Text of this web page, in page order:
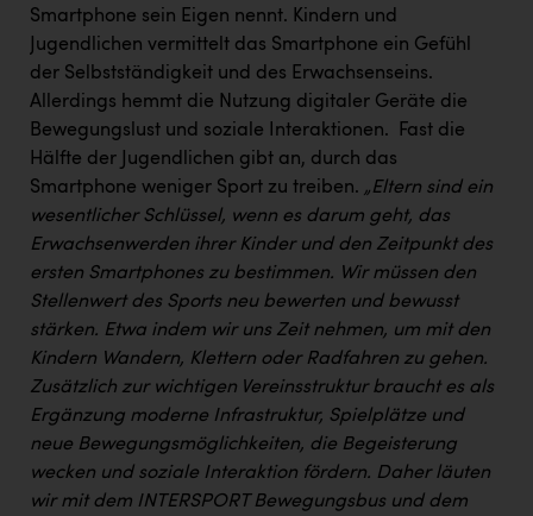
Dopgas
kunden basics
kontakt
Smartphone sein Eigen nennt. Kindern und
Jugendlichen vermittelt das Smartphone ein Gefühl
der Selbstständigkeit und des Erwachsenseins. ​
Allerdings hemmt die Nutzung digitaler Geräte die
Bewegungslust und soziale Interaktionen. ​ Fast die
Hälfte der Jugendlichen gibt an, durch das
Smartphone weniger Sport zu treiben. ​ „Eltern sind ein
wesentlicher Schlüssel, wenn es darum geht, das
Erwachsenwerden ihrer Kinder und den Zeitpunkt des
ersten Smartphones zu bestimmen. Wir müssen den
Stellenwert des Sports neu bewerten und bewusst
stärken. Etwa indem wir uns Zeit nehmen, um mit den
Kindern Wandern, Klettern oder Radfahren zu gehen.
Zusätzlich zur wichtigen Vereinsstruktur braucht es als
Ergänzung moderne Infrastruktur, Spielplätze und
neue Bewegungsmöglichkeiten, die Begeisterung
wecken und soziale Interaktion fördern. Daher läuten
wir mit dem INTERSPORT Bewegungsbus und dem